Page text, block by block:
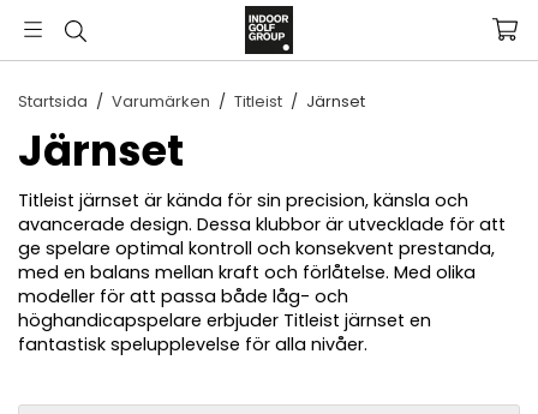
Startsida / Varumärken / Titleist / Järnset
Järnset
Titleist järnset är kända för sin precision, känsla och
avancerade design. Dessa klubbor är utvecklade för att
ge spelare optimal kontroll och konsekvent prestanda,
med en balans mellan kraft och förlåtelse. Med olika
modeller för att passa både låg- och
höghandicapspelare erbjuder Titleist järnset en
fantastisk spelupplevelse för alla nivåer.